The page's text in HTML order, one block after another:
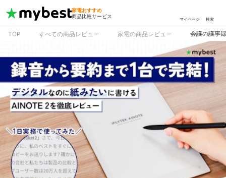
家電おすすめ
商品比較サービス
マイページ 検索
TOP すべての商品レビュー 家電の商品レビュー 会議の議事